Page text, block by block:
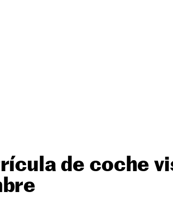
de coche